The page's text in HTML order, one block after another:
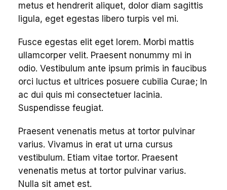
metus et hendrerit aliquet, dolor diam sagittis
ligula, eget egestas libero turpis vel mi.
Fusce egestas elit eget lorem. Morbi mattis
ullamcorper velit. Praesent nonummy mi in
odio. Vestibulum ante ipsum primis in faucibus
orci luctus et ultrices posuere cubilia Curae; In
ac dui quis mi consectetuer lacinia.
Suspendisse feugiat.
Praesent venenatis metus at tortor pulvinar
varius. Vivamus in erat ut urna cursus
vestibulum. Etiam vitae tortor. Praesent
venenatis metus at tortor pulvinar varius.
Nulla sit amet est.